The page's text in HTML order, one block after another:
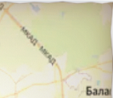
из города